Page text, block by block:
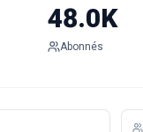
48.0K
Abonnés